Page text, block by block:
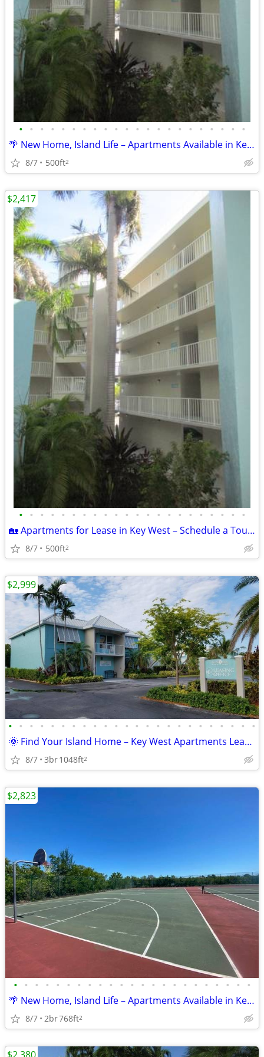
• • • • • • • • • • • • • • • • • • • • • •
🌴 New Home, Island Life – Apartments Available in Key West!
8/7 500ft2
• • • • • • • • • • • • • • • • • • • • • •
🏡 Apartments for Lease in Key West – Schedule a Tour Today!
8/7 500ft2
$2,417
• • • • • • • • • • • • • • • • • • • • • • • •
🌞 Find Your Island Home – Key West Apartments Leasing Now!
8/7 3br1048ft2
$2,999
• • • • • • • • • • • • • • • • • • • • • • •
🌴 New Home, Island Life – Apartments Available in Key West!
8/7 2br768ft2
$2,823